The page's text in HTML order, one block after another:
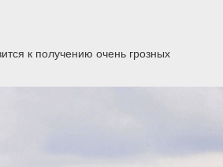
к получению очень грозных